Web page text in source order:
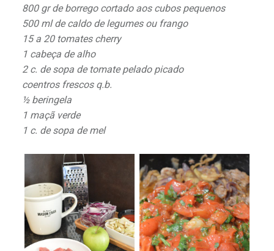
800 gr de borrego cortado aos cubos pequenos
500 ml de caldo de legumes ou frango
15 a 20 tomates cherry
1 cabeça de alho
2 c. de sopa de tomate pelado picado
coentros frescos q.b.
½ beringela
1 maçã verde
1 c. de sopa de mel